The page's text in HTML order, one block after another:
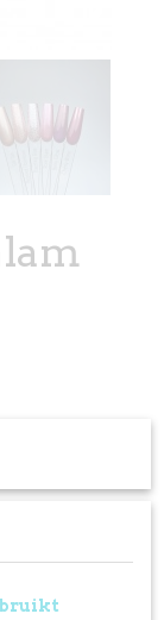
attitude.
op kracht,